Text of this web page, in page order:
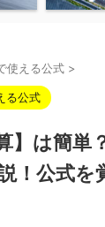
使える公式 >
る公式
】は簡単
！公式を